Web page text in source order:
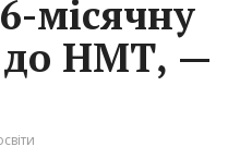
місячну
до НМТ, —